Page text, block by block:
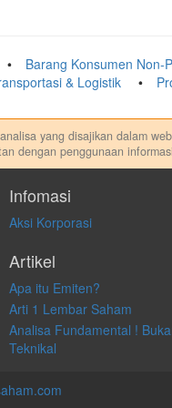
Barang Konsumen Non-
& Logistik
yang disajikan dalam
dengan penggunaan
yang diakibatkan secara
Infomasi
Aksi Korporasi
Artikel
Apa itu Emiten?
Arti 1 Lembar Saham
Analisa Fundamental !
Teknikal